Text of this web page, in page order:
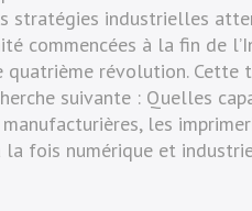
stratégies industrielles
commencées à la fin de
révolution. Cette
suivante : Quelles
les
fois numérique et